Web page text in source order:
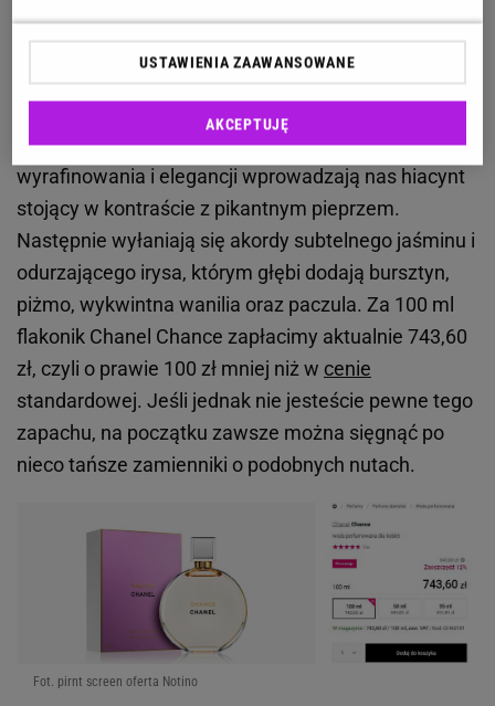
francuskiego mistrza perfumiarstwa Jacquesa
Polge'a wywołały zamieszanie chwilę po tym, gdy
trafiły na rynek w 2005 roku. Zapach odzwierciedla
do domeny kobiecości. W boski misz-masz
wyrafinowania i elegancji wprowadzają nas hiacynt
stojący w kontraście z pikantnym pieprzem.
Następnie wyłaniają się akordy subtelnego jaśminu i
odurzającego irysa, którym głębi dodają bursztyn,
piżmo, wykwintna wanilia oraz paczula. Za 100 ml
flakonik Chanel Chance zapłacimy aktualnie 743,60
zł, czyli o prawie 100 zł mniej niż w cenie
standardowej. Jeśli jednak nie jesteście pewne tego
zapachu, na początku zawsze można sięgnąć po
nieco tańsze zamienniki o podobnych nutach.
Fot. pirnt screen oferta Notino
USTAWIENIA ZAAWANSOWANE
AKCEPTUJĘ